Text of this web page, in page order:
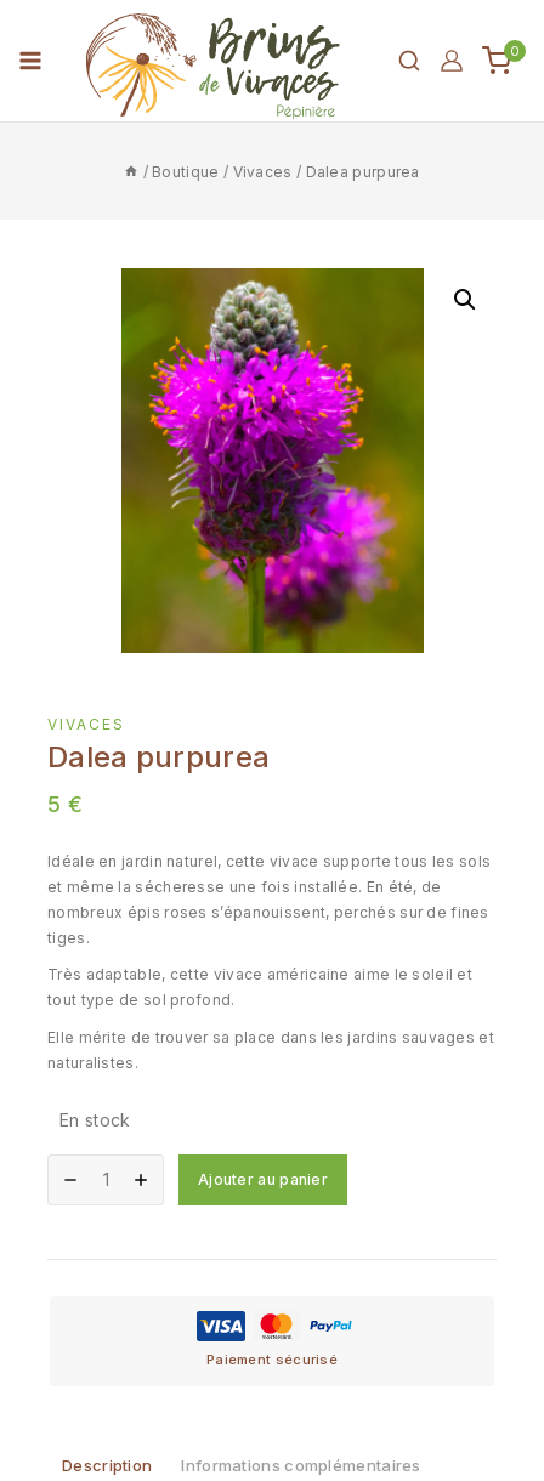
0
/ Boutique / Vivaces / Dalea purpurea
VIVACES
Dalea purpurea
5 €
Idéale en jardin naturel, cette vivace supporte tous les sols
et même la sécheresse une fois installée. En été, de
nombreux épis roses s’épanouissent, perchés sur de fines
tiges.
Très adaptable, cette vivace américaine aime le soleil et
tout type de sol profond.
Elle mérite de trouver sa place dans les jardins sauvages et
naturalistes.
En stock
Ajouter au panier
Paiement sécurisé
Description Informations complémentaires